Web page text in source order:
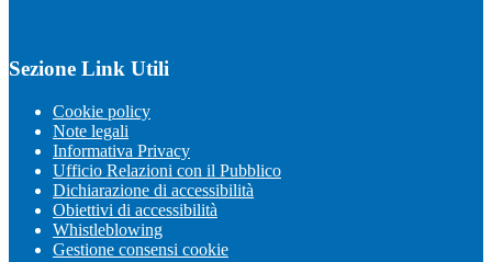
Sezione Link Utili
Cookie policy
Note legali
Informativa Privacy
Ufficio Relazioni con il Pubblico
Dichiarazione di accessibilità
Obiettivi di accessibilità
Whistleblowing
Gestione consensi cookie